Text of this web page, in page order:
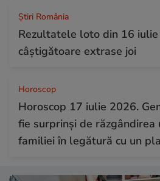
Știri România
Rezultatele loto din 16
câștigătoare extrase joi
Horoscop
Horoscop 17 iulie 2026.
fie surprinși de răzgândirea
familiei în legătură cu un